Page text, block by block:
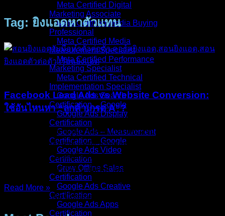
Meta Certified Digital
Marketing Associate
Meta Certified Media Buying
Professional
Meta Certified Media
Measurement Specialist
Meta Certified Performance
Marketing Specialist
Meta Certified Technical
Implementation Specialist
Google Ads Search
Certification _ Google
Google Ads Display
Certification
Google Ads – Measurement
Certification _ Google
Google Ads Video
Certification
Grow Offline Sales
Certification
Google Ads Creative
Certification
Google Ads Apps
Certification
Tag: ยิงแอดหาตัวแทน
Facebook Lead Ads vs Website Conversion:
ใช้อันไหนหา “ลูกค้าเกรด A”?
คุณเคยเจอปัญหาชวนปวดหัวแบบนี้ไหมครับ? ทีมเซลส์โทรหา
ลูกค้าทั้งวัน 100 สาย แต่มีคนรับสายจริงแค่ 20 คน… และใน 20
คนนั้น มีคนที่ “สนใจซื้อจริงๆ” แค่คนเดียว (หรือไม่มีเลย!)
สำหรับเจ้าของธุรกิจที่ขายสินค้ามูลค่าสูง (High Ticket) เช่น
Read More »
14/Dec/2025No Comments